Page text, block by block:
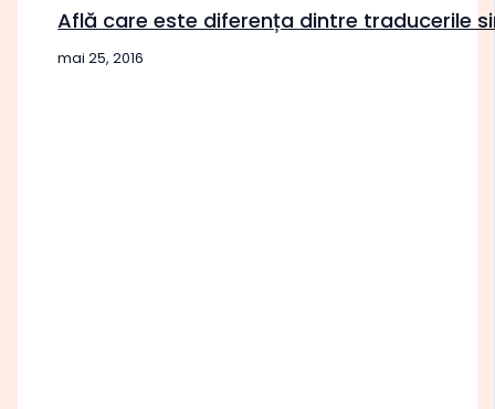
Află care este diferența dintre traducerile
mai 25, 2016